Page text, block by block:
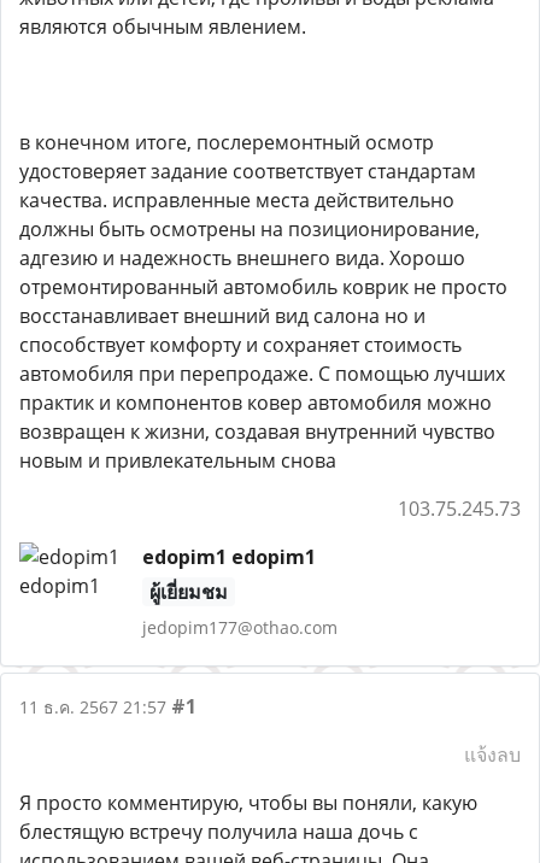
являются обычным явлением.
в конечном итоге, послеремонтный осмотр
удостоверяет задание соответствует стандартам
качества. исправленные места действительно
должны быть осмотрены на позиционирование,
адгезию и надежность внешнего вида. Хорошо
отремонтированный автомобиль коврик не просто
восстанавливает внешний вид салона но и
способствует комфорту и сохраняет стоимость
автомобиля при перепродаже. С помощью лучших
практик и компонентов ковер автомобиля можно
возвращен к жизни, создавая внутренний чувство
новым и привлекательным снова
103.75.245.73
edopim1 edopim1
ผู้เยี่ยมชม
jedopim177@othao.com
11 ธ.ค. 2567 21:57 #1
แจ้งลบ
Я просто комментирую, чтобы вы поняли, какую
блестящую встречу получила наша дочь с